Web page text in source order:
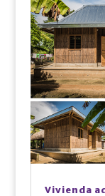
Vivienda